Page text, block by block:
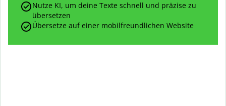
Nutze KI, um deine Texte schnell und präzise zu
übersetzen
Übersetze auf einer mobilfreundlichen Website